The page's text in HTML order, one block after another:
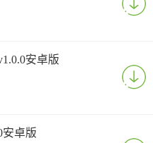
安卓版
安卓版